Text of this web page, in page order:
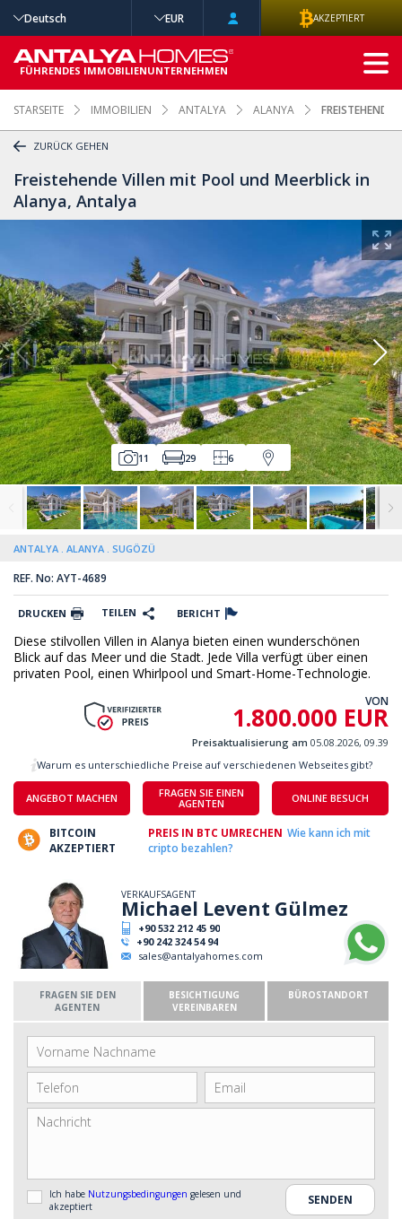
STARSEITE IMMOBILIEN ANTALYA ALANYA
ZURÜCK GEHEN
Freistehende Villen mit Pool und Meerblick in
Alanya, Antalya
11 29 6
ANTALYA ALANYA SUGÖZÜ
REF. No: AYT-4689
DRUCKEN TEILEN BERICHT
Diese stilvollen Villen in Alanya bieten einen wunderschönen
Blick auf das Meer und die Stadt. Jede Villa verfügt über einen
privaten Pool, einen Whirlpool und Smart-Home-Technologie.
VON
1.800.000 EUR
Preisaktualisierung am 05.08.2026, 09.39
ANGEBOT MACHEN
FRAGEN SIE EINEN
AGENTEN
ONLINE BESUCH
Warum es unterschiedliche Preise auf verschiedenen Webseites gibt?
BITCOIN
AKZEPTIERT
PREIS IN BTC UMRECHEN Wie kann ich mit
cripto bezahlen?
VERKAUFSAGENT
Michael Levent Gülmez
+90 532 212 45 90
+90 242 324 54 94
sales@antalyahomes.com
FRAGEN SIE DEN
AGENTEN
BESICHTIGUNG
VEREINBAREN
BÜROSTANDORT
Ich habe Nutzungsbedingungen gelesen und
akzeptiert
Deutsch EUR AKZEPTIERT
FÜHRENDES IMMOBILIENUNTERNEHMEN
ERWEITERTE
SUCHE